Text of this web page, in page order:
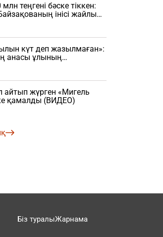
млн теңгені бәске тіккен:
інісі жайлы
салды (ВИДЕО)
күт деп жазылмаған»:
анасы ұлының
пікір айтты (ВИДЕО)
айтып жүрген «Мигель
қамалды (ВИДЕО)
Біз туралыЖарнама